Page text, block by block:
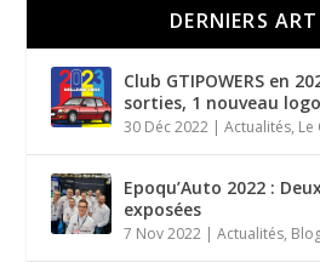
DERNIERS
Club GTIPOWERS en
sorties, 1 nouveau logo
30 Déc 2022 |Actualités, Le
Epoqu’Auto 2022 :
exposées
7 Nov 2022 |Actualités,